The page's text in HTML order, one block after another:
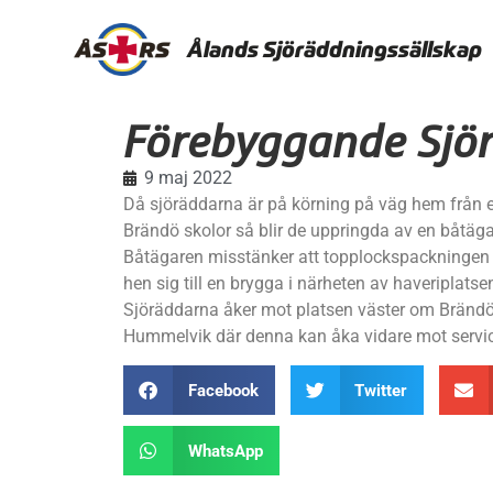
Ålands Sjöräddningssällskap
Förebyggande
9 maj 2022
Då sjöräddarna är på körning på väg hem från
Brändö skolor så blir de uppringda av en
Båtägaren misstänker att
hen sig till en brygga i närheten av
Sjöräddarna åker mot platsen väster om
Hummelvik där denna kan åka vidare mot
Facebook Twitter
WhatsApp